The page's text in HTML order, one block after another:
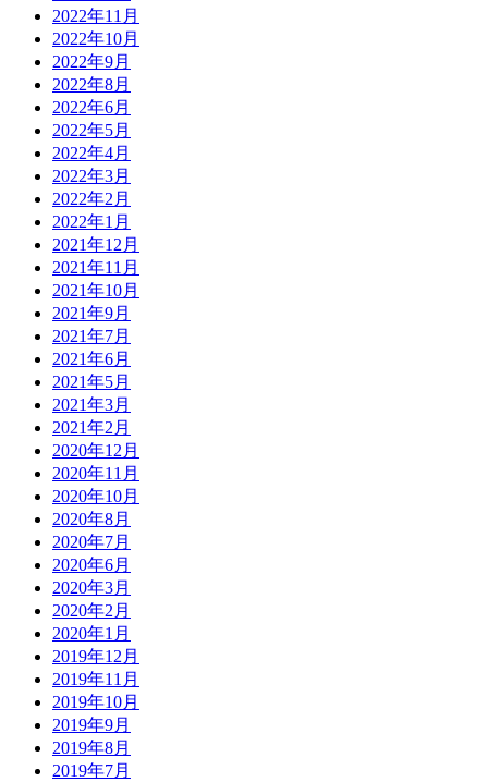
2022年11月
2022年10月
2022年9月
2022年8月
2022年6月
2022年5月
2022年4月
2022年3月
2022年2月
2022年1月
2021年12月
2021年11月
2021年10月
2021年9月
2021年7月
2021年6月
2021年5月
2021年3月
2021年2月
2020年12月
2020年11月
2020年10月
2020年8月
2020年7月
2020年6月
2020年3月
2020年2月
2020年1月
2019年12月
2019年11月
2019年10月
2019年9月
2019年8月
2019年7月